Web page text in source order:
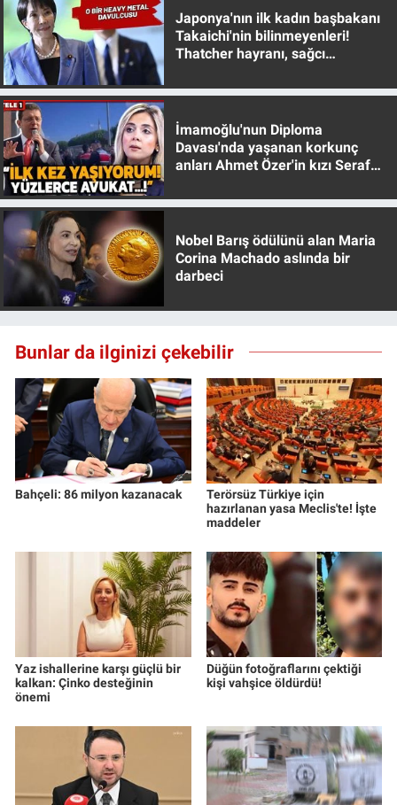
Japonya'nın ilk kadın başbakanı
Takaichi'nin bilinmeyenleri!
Thatcher hayranı, sağcı
İmamoğlu'nun Diploma
Davası'nda yaşanan korkunç
anları Ahmet Özer'in kızı Seraf
Nobel Barış ödülünü alan Maria
Corina Machado aslında bir
darbeci
Bunlar da ilginizi çekebilir
Bahçeli: 86 milyon kazanacak
Terörsüz Türkiye için
hazırlanan yasa Meclis'te! İşte
maddeler
Yaz ishallerine karşı güçlü bir
kalkan: Çinko desteğinin
önemi
Düğün fotoğraflarını çektiği
kişi vahşice öldürdü!